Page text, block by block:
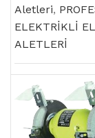
Aletleri,
ELEKTRİKLİ EL
ALETLERİ